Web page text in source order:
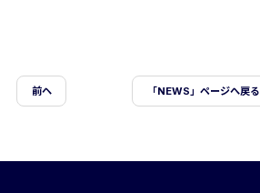
前ヘ 「NEWS」ページへ戻る